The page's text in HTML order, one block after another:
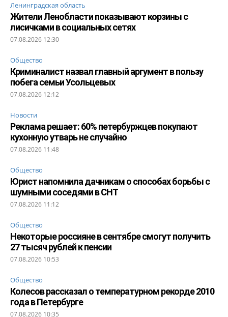
Ленинградская область
Жители Ленобласти показывают корзины с
лисичками в социальных сетях
07.08.2026 12:30
Общество
Криминалист назвал главный аргумент в пользу
побега семьи Усольцевых
07.08.2026 12:12
Новости
Реклама решает: 60% петербуржцев покупают
кухонную утварь не случайно
07.08.2026 11:48
Общество
Юрист напомнила дачникам о способах борьбы с
шумными соседями в СНТ
07.08.2026 11:12
Общество
Некоторые россияне в сентябре смогут получить
27 тысяч рублей к пенсии
07.08.2026 10:53
Общество
Колесов рассказал о температурном рекорде 2010
года в Петербурге
07.08.2026 10:35